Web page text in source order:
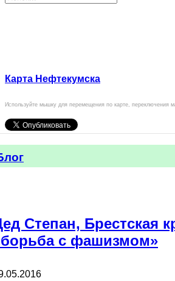
Карта Нефтекумска
Используйте мышку для перемещения по карте, переключения
Степан, Брестская
с фашизмом»